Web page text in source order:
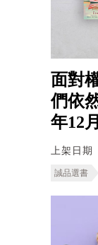
面對
們依
年12
上架日期
誠品選書